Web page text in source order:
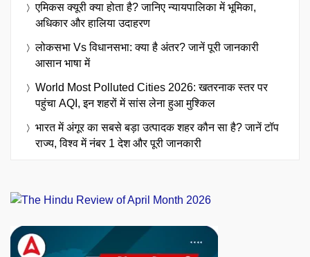
एमिकस क्यूरी क्या होता है? जानिए न्यायपालिका में भूमिका,
अधिकार और हालिया उदाहरण
लोकसभा Vs विधानसभा: क्या है अंतर? जानें पूरी जानकारी
आसान भाषा में
World Most Polluted Cities 2026: खतरनाक स्तर पर
पहुंचा AQI, इन शहरों में सांस लेना हुआ मुश्किल
भारत में अंगूर का सबसे बड़ा उत्पादक शहर कौन सा है? जानें टॉप
राज्य, विश्व में नंबर 1 देश और पूरी जानकारी